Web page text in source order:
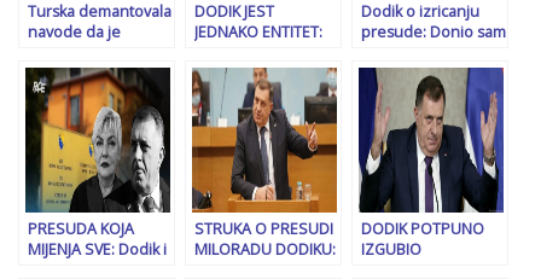
Turska demantovala
navode da je
novac Dodiku za
povratak SDA u vlast
DODIK JEST
JEDNAKO ENTITET:
proces protiv
Dodika “suđenje RS-
u” i da Bošnjaci “žele
nestabilnost”
Dodik o izricanju
presude: Donio sam
pred Sud BiH…
PRESUDA KOJA
MIJENJA SVE: Dodik i
STRUKA O PRESUDI
MILORADU DODIKU:
DODIK POTPUNO
IZGUBIO